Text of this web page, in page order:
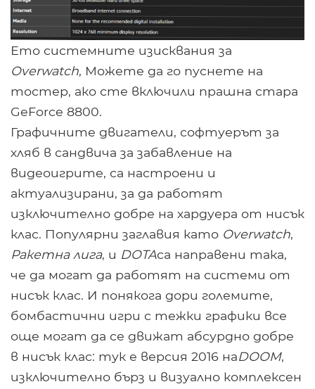
Ето системните изисквания за
Overwatch, Можете да го пуснете на
тостер, ако сте включили прашна стара
GeForce 8800.
Графичните двигатели, софтуерът за
хляб в сандвича за забавление на
видеоигрите, са настроени и
актуализирани, за да работят
изключително добре на хардуера от нисък
клас. Популярни заглавия като Overwatch,
Ракетна лига, и DOTAса направени така,
че да могат да работят на системи от
нисък клас. И понякога дори големите,
бомбастични игри с тежки графики все
още могат да се движат абсурдно добре
в нисък клас: тук е версия 2016 наDOOM,
изключително бърз и визуално комплексен